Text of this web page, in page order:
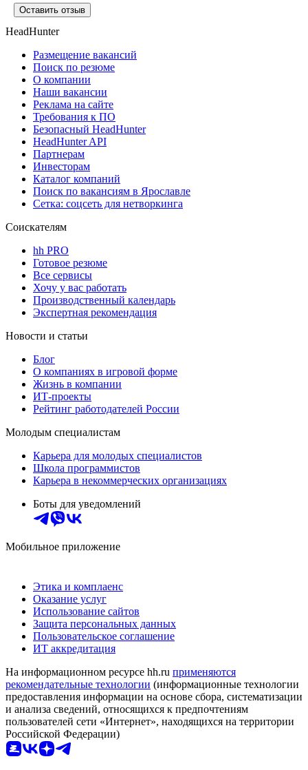
Оставить отзыв
HeadHunter
Размещение вакансий
Поиск по резюме
О компании
Наши вакансии
Реклама на сайте
Требования к ПО
Безопасный HeadHunter
HeadHunter API
Партнерам
Инвесторам
Каталог компаний
Поиск по вакансиям в Ярославле
Сетка: соцсеть для нетворкинга
Соискателям
hh PRO
Готовое резюме
Все сервисы
Хочу у вас работать
Производственный календарь
Экспертная рекомендация
Новости и статьи
Блог
О компаниях в игровой форме
Жизнь в компании
ИТ-проекты
Рейтинг работодателей России
Молодым специалистам
Карьера для молодых специалистов
Школа программистов
Карьера в некоммерческих организациях
Боты для уведомлений
Мобильное приложение
Этика и комплаенс
Оказание услуг
Использование сайтов
Защита персональных данных
Пользовательское соглашение
ИТ аккредитация
На информационном ресурсе hh.ru применяются
рекомендательные технологии (информационные технологии
предоставления информации на основе сбора, систематизации
и анализа сведений, относящихся к предпочтениям
пользователей сети «Интернет», находящихся на территории
Российской Федерации)